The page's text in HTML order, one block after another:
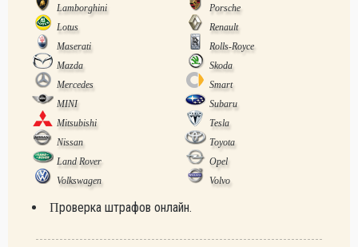
Lamborghini
Porsche
Lotus
Renault
Maserati
Rolls-Royce
Mazda
Skoda
Mercedes
Smart
MINI
Subaru
Mitsubishi
Tesla
Nissan
Toyota
Land Rover
Opel
Volkswagen
Volvo
Проверка штрафов онлайн.